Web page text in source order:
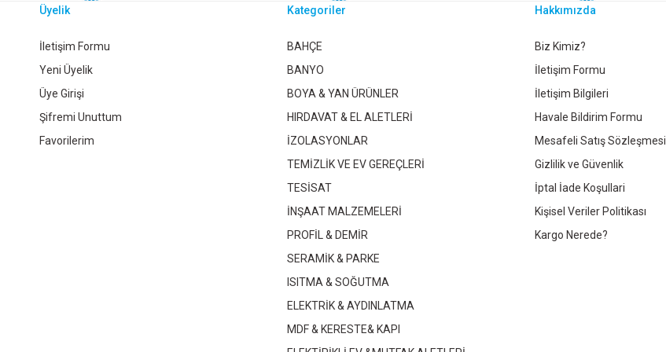
Gönder
Whatsapp İletişim
MDF BEYAZ PARLAK 8 MM 210X280
Üyelik
İletişim Formu
Yeni Üyelik
Üye Girişi
Şifremi Unuttum
Favorilerim
Kategoriler
BAHÇE
BANYO
BOYA & YAN ÜRÜNLER
HIRDAVAT & EL ALETLERİ
İZOLASYONLAR
TEMİZLİK VE EV GEREÇLERİ
TESİSAT
İNŞAAT MALZEMELERİ
PROFİL & DEMİR
SERAMİK & PARKE
ISITMA & SOĞUTMA
ELEKTRİK & AYDINLATMA
MDF & KERESTE& KAPI
Hakkımızda
Biz Kimiz?
İletişim Formu
İletişim Bilgileri
Havale Bildirim Formu
Mesafeli Satış Sözleşmesi
Gizlilik ve Güvenlik
İptal İade Koşullari
Kişisel Veriler Politikası
Kargo Nerede?